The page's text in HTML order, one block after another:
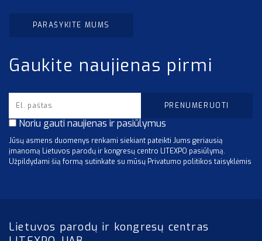
PARAŠYKITE MUMS
Gaukite naujienas pirmi
Noriu gauti naujienas ir pasiūlymus
Jūsų asmens duomenys renkami siekiant pateikti Jums geriausią
įmanomą Lietuvos parodų ir kongresų centro LITEXPO pasiūlymą.
Užpildydami šią formą sutinkate su mūsų Privatumo politikos taisyklėmis
Lietuvos parodų ir kongresų centras